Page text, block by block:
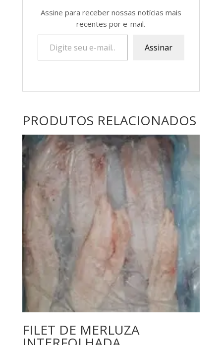
Assine para receber nossas notícias mais
recentes por e-mail.
Assinar
PRODUTOS RELACIONADOS
FILET DE MERLUZA